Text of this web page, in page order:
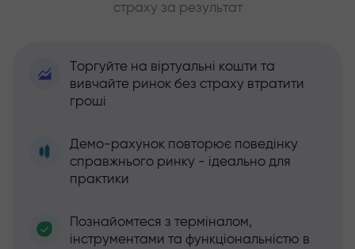
страху за результат
Торгуйте на віртуальні кошти та
вивчайте ринок без страху втратити
гроші
Демо-рахунок повторює поведінку
справжнього ринку - ідеально для
практики
Познайомтеся з терміналом,
інструментами та функціональністю в